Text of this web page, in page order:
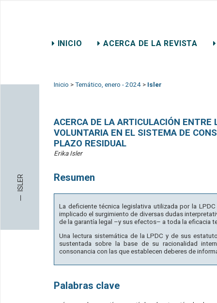
INICIO ACERCA DE LA REVISTA
─
ISLER
Inicio > Temático, enero - 2024 > Isler
ACERCA DE LA ARTICULACIÓN
VOLUNTARIA EN EL SISTEMA DE
PLAZO RESIDUAL
Erika Isler
Resumen
La deficiente técnica legislativa utilizada por la
implicado el surgimiento de diversas dudas
de la garantía legal –y sus efectos– a toda la eficacia
Una lectura sistemática de la LPDC y de sus
sustentada sobre la base de su racionalidad
consonancia con las que establecen deberes de
Palabras clave